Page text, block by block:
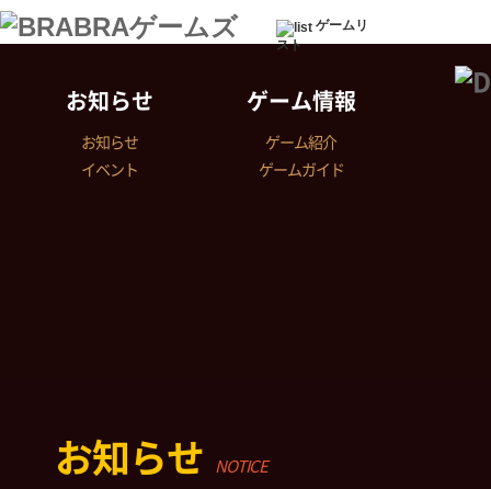
ゲームリ
スト
お知らせ
お知らせ
イベント
ゲーム情報
ゲーム紹介
ゲームガイド
お知らせ NOTICE